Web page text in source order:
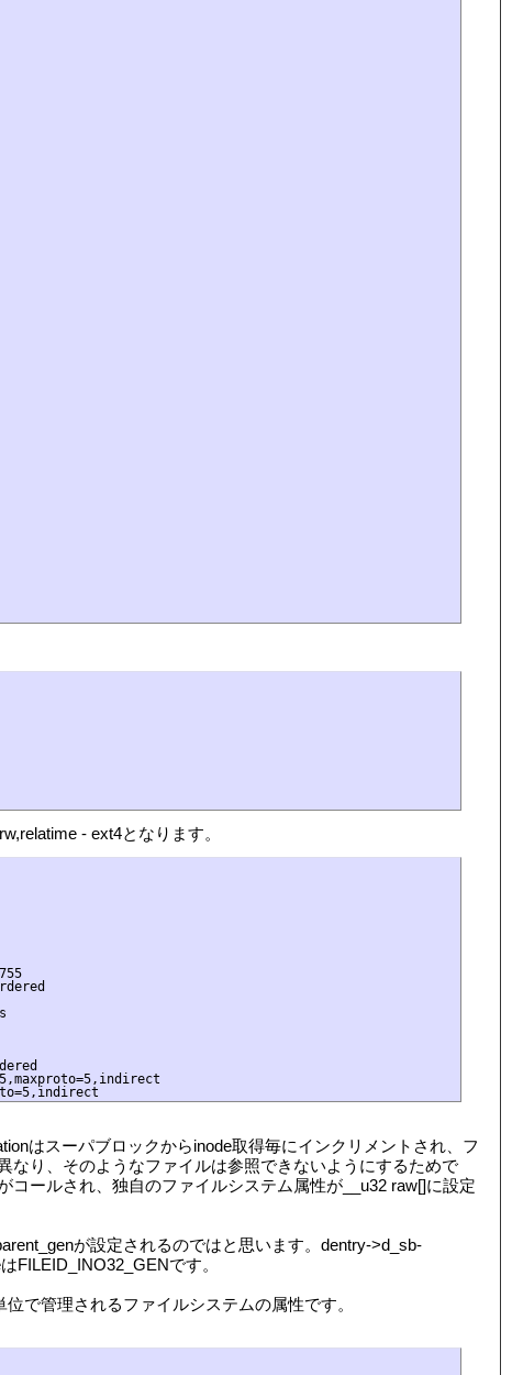
- ext4となります。
はスーパブロックからinode取得毎にインクリメントされ、フ
なり、そのようなファイルは参照できないようにするためで
ールされ、独自のファイルシステム属性が__u32 raw[]に設定
が設定されるのではと思います。dentry->d_sb-
FILEID_INO32_GENです。
で管理されるファイルシステムの属性です。